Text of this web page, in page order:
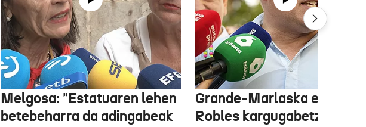
Melgosa: "Estatuaren lehen
betebeharra da adingabeak
Grande-Marlaska eta
Robles kargugabetzea